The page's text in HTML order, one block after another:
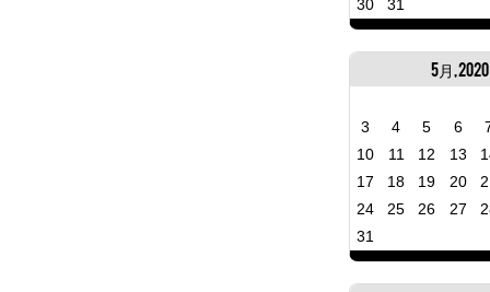
30
31
5月, 2020
3 4 5 6
10
11 12 13
17
18 19 20
24
25 26 27
31